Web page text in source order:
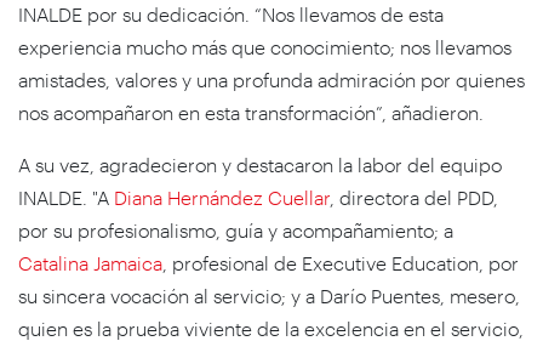
INALDE por su dedicación. “Nos llevamos de esta
experiencia mucho más que conocimiento; nos llevamos
amistades, valores y una profunda admiración por quienes
nos acompañaron en esta transformación”, añadieron.
A su vez, agradecieron y destacaron la labor del equipo
INALDE. "A Diana Hernández Cuellar , directora del PDD,
por su profesionalismo, guía y acompañamiento; a
Catalina Jamaica , profesional de Executive Education, por
su sincera vocación al servicio; y a Darío Puentes, mesero,
quien es la prueba viviente de la excelencia en el servicio,